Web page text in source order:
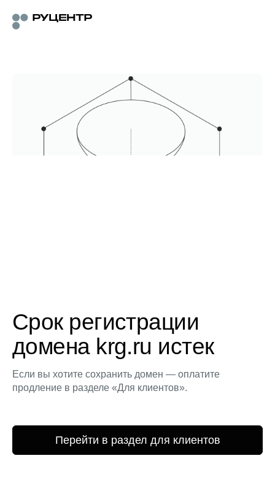
Срок регистрации
домена krg.ru истек
Если вы хотите сохранить домен — оплатите
продление в разделе «Для клиентов».
Перейти в раздел для клиентов